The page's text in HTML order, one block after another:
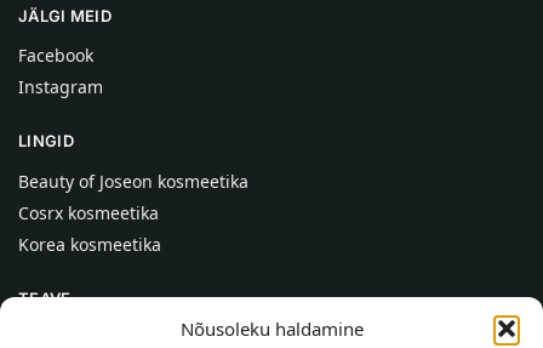
Nõusoleku haldamine
JÄLGI MEID
Facebook
Instagram
LINGID
Beauty of Joseon kosmeetika
Cosrx kosmeetika
Korea kosmeetika
TEAVE